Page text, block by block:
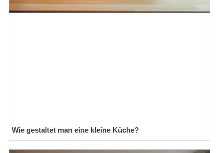
Wie gestaltet man eine kleine Küche?